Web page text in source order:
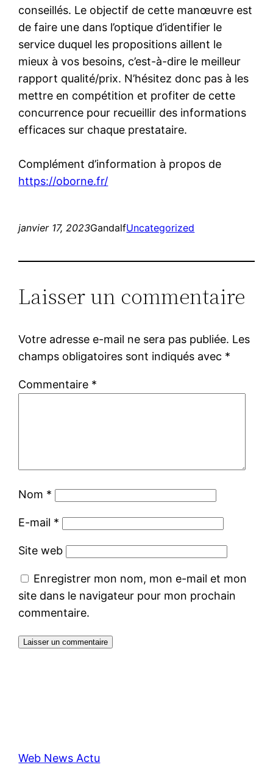
conseillés. Le objectif de cette manœuvre est
de faire une dans l’optique d’identifier le
service duquel les propositions aillent le
mieux à vos besoins, c’est-à-dire le meilleur
rapport qualité/prix. N’hésitez donc pas à les
mettre en compétition et profiter de cette
concurrence pour recueillir des informations
efficaces sur chaque prestataire.
Complément d’information à propos de
https://oborne.fr/
janvier 17, 2023GandalfUncategorized
Laisser un commentaire
Votre adresse e-mail ne sera pas publiée. Les
champs obligatoires sont indiqués avec *
Commentaire *
Nom *
E-mail *
Site web
Enregistrer mon nom, mon e-mail et mon
site dans le navigateur pour mon prochain
commentaire.
Web News Actu